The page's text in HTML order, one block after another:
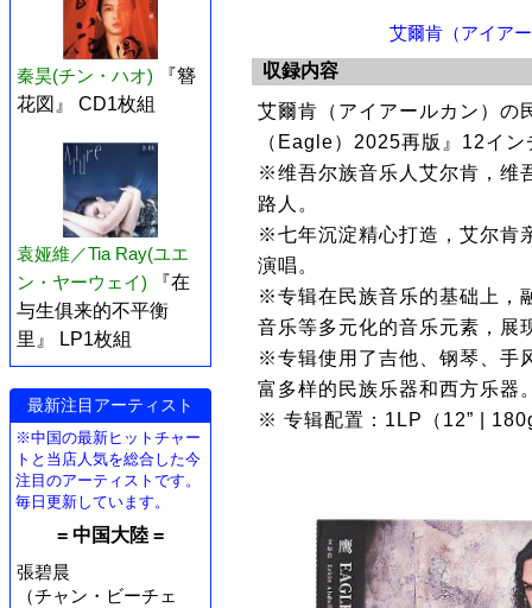
秦昊(チン・ハオ)
『簪
花図』 CD1枚組
袁娅維／Tia Ray(ユエ
ン・ヤーウェイ)
『在
与生俱来的不平衡
里』 LP1枚組
最新注目アーティスト
※中国の最新ヒットチャー
トと当店人気を総合した今
注目のアーティストです。
毎日更新しています。
= 中国大陸 =
張碧晨
（チャン・ビーチェ
艾爾肯（アイア
収録内容
艾爾肯（アイアールカン）の
（Eagle）2025再版』12イ
※维吾尔族音乐人艾尔肯，维
路人。
※七年沉淀精心打造，艾尔肯
演唱。
※专辑在民族音乐的基础上，
音乐等多元化的音乐元素，展
※专辑使用了吉他、钢琴、手
富多样的民族乐器和西方乐器
※ 专辑配置：1LP（12” |